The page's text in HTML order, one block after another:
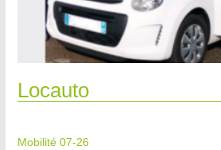
Locauto
Mobilité 07-26